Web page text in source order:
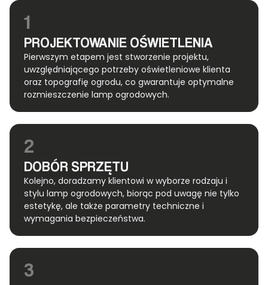
1
PROJEKTOWANIE OŚWIETLENIA
Pierwszym etapem jest stworzenie projektu,
uwzględniającego potrzeby oświetleniowe klienta
oraz topografię ogrodu, co gwarantuje optymalne
rozmieszczenie lamp ogrodowych.
2
DOBÓR SPRZĘTU
Kolejno, doradzamy klientowi w wyborze rodzaju i
stylu lamp ogrodowych, biorąc pod uwagę nie tylko
estetykę, ale także parametry techniczne i
wymagania bezpieczeństwa.
3